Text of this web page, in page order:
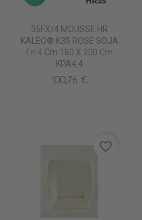
35FX/4 MOUSSE HR
KALEO® K35 ROSE SOJA
En 4 Cm 160 X 200 Cm
KPA4.4
100,76 €
favorite_border